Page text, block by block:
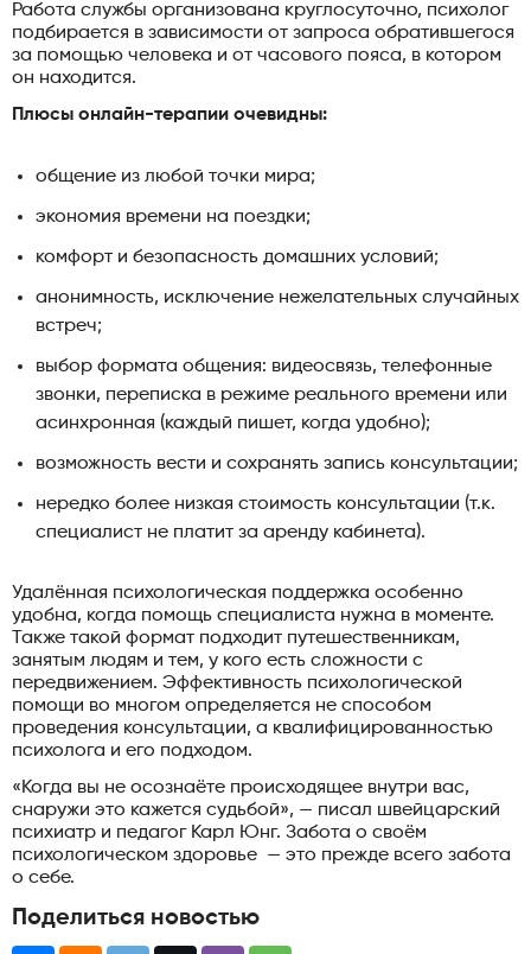
Работа службы организована круглосуточно, психолог
подбирается в зависимости от запроса обратившегося
за помощью человека и от часового пояса, в котором
он находится.
Плюсы онлайн-терапии очевидны:
общение из любой точки мира;
экономия времени на поездки;
комфорт и безопасность домашних условий;
анонимность, исключение нежелательных случайных
встреч;
выбор формата общения: видеосвязь, телефонные
звонки, переписка в режиме реального времени или
асинхронная (каждый пишет, когда удобно);
возможность вести и сохранять запись консультации;
нередко более низкая стоимость консультации (т.к.
специалист не платит за аренду кабинета).
Удалённая психологическая поддержка особенно
удобна, когда помощь специалиста нужна в моменте.
Также такой формат подходит путешественникам,
занятым людям и тем, у кого есть сложности с
передвижением. Эффективность психологической
помощи во многом определяется не способом
проведения консультации, а квалифицированностью
психолога и его подходом.
«Когда вы не осознаёте происходящее внутри вас,
снаружи это кажется судьбой», — писал швейцарский
психиатр и педагог Карл Юнг. Забота о своём
психологическом здоровье — это прежде всего забота
о себе.
Поделиться новостью